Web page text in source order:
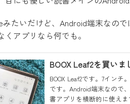
みたいだけど、Android端末なの
アプリなら何でも。
BOOX Leaf2を買いま
BOOX Leaf2です。7インチ
です。Android端末なので
書アプリを横断的に使え